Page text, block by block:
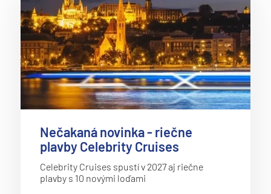
Nečakaná novinka - riečne
plavby Celebrity Cruises
Celebrity Cruises spustí v 2027 aj riečne
plavby s 10 novými loďami